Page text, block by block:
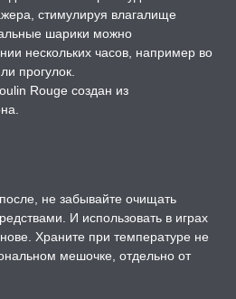
стимулируя влагалище
шарики можно
нескольких часов, например во
прогулок.
Rouge создан из
не забывайте очищать
И использовать в играх
Храните при температуре не
мешочке, отдельно от